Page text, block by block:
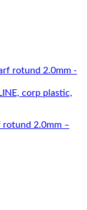
rotund 2.0mm –